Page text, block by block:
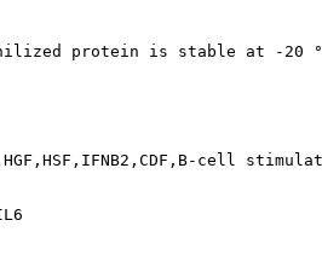
protein is stable at -20
cell